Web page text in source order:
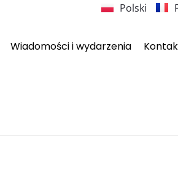
Polski
Wiadomości i wydarzenia